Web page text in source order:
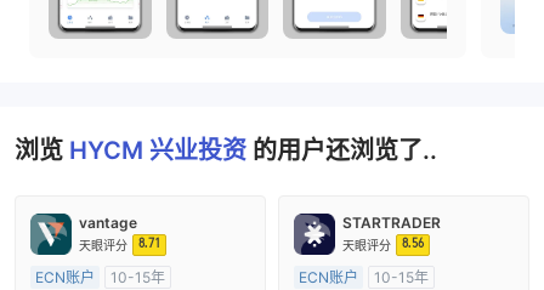
浏览 HYCM 兴业投资 的用户还浏览了..
vantage
天眼评分 8.71
ECN账户
10-15年
STARTRADER
天眼评分 8.56
ECN账户
10-15年